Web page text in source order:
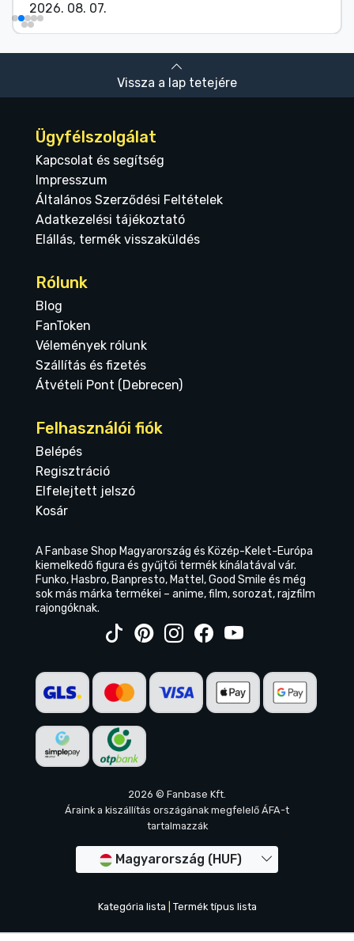
2026. 08. 07.
Vissza a lap tetejére
Ügyfélszolgálat
Kapcsolat és segítség
Impresszum
Általános Szerződési Feltételek
Adatkezelési tájékoztató
Elállás, termék visszaküldés
Rólunk
Blog
FanToken
Vélemények rólunk
Szállítás és fizetés
Átvételi Pont (Debrecen)
Felhasználói fiók
Belépés
Regisztráció
Elfelejtett jelszó
Kosár
A Fanbase Shop Magyarország és Közép-Kelet-Európa
kiemelkedő figura és gyűjtői termék kínálatával vár.
Funko, Hasbro, Banpresto, Mattel, Good Smile és még
sok más márka termékei – anime, film, sorozat, rajzfilm
rajongóknak.
2026 © Fanbase Kft.
Áraink a kiszállítás országának megfelelő ÁFA-t
tartalmazzák
Magyarország (HUF)
Kategória lista Termék típus lista